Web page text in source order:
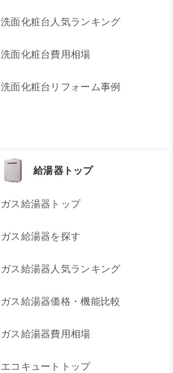
洗面化粧台人気ランキング
洗面化粧台費用相場
洗面化粧台リフォーム事例
給湯器トップ
ガス給湯器トップ
ガス給湯器を探す
ガス給湯器人気ランキング
ガス給湯器価格・機能比較
ガス給湯器費用相場
エコキュートトップ